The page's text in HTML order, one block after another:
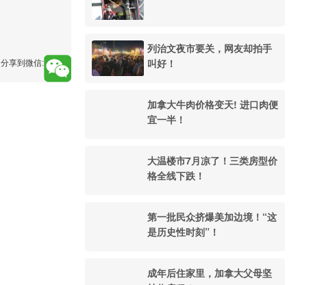
列治文夜市要关，网友却拍手
叫好！
加拿大牛肉价格变天! 进口肉便
宜一半！
大温楼市7月凉了！三类房型价
格全线下跌！
第一批民众挤爆美加边境！“这
是历史性时刻”！
成年后住家里，加拿大父母坚
分享到微信: